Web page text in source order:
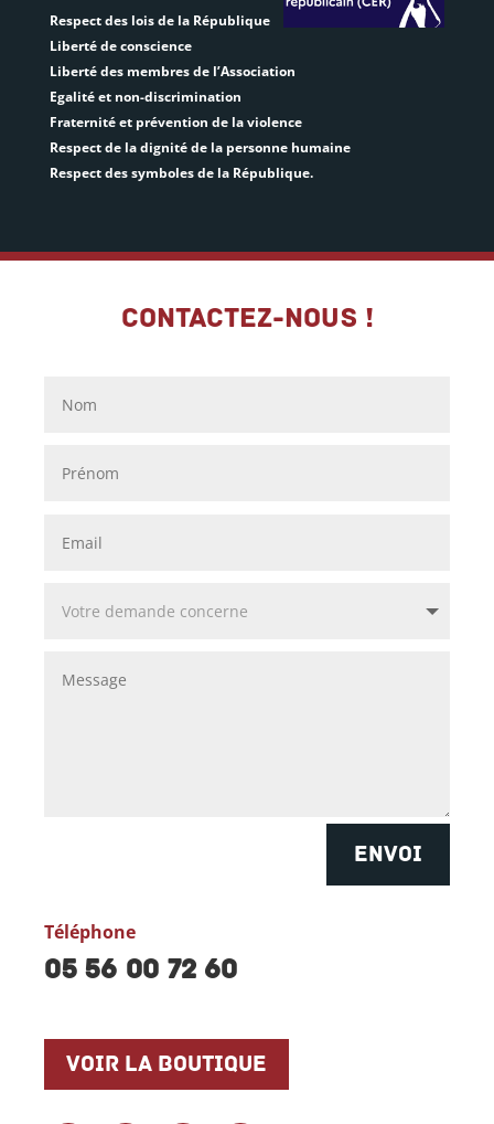
Respect des lois de la République
Liberté de conscience
Liberté des membres de l’Association
Egalité et non-discrimination
Fraternité et prévention de la violence
Respect de la dignité de la personne humaine
Respect des symboles de la République.
Contactez-nous !
ENVOI
Téléphone
05 56 00 72 60
Voir la boutique